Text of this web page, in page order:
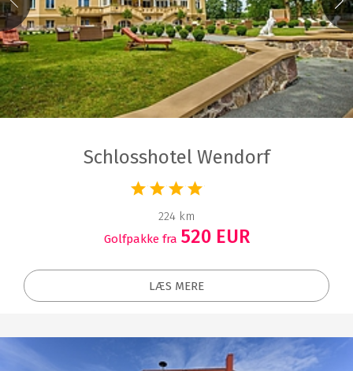
Schlosshotel Wendorf
224 km
Golfpakke fra 520 EUR
LÆS MERE